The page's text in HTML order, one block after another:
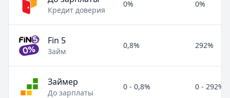
Кредит доверия
0% 0%
Fin 5
Займ
0,8% 292%
Займер
До зарплаты
0 - 0,8% 0 - 292%